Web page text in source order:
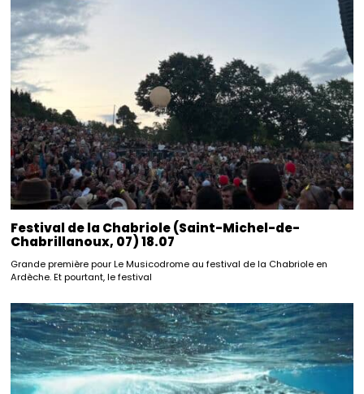
Festival de la Chabriole (Saint-Michel-de-
Chabrillanoux, 07) 18.07
Grande première pour Le Musicodrome au festival de la Chabriole en
Ardèche. Et pourtant, le festival